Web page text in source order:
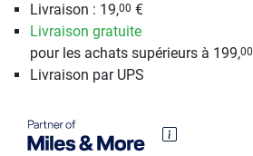
Livraison : 19,00 €
Livraison gratuite
pour les achats supérieurs à 199,00
Livraison par UPS